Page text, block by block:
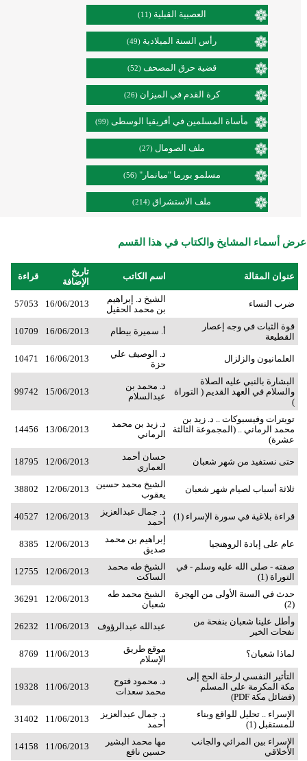
العصبية القبلية (11)
رأس السنة الميلادية (49)
قضية حرق المصحف (52)
كرة القدم في الميزان (26)
مأساة المسلمين في أفريقيا الوسطى (99)
ملف الصومال (27)
مسلمو بورما "ميانمار" (56)
ملف الاستشراق (214)
عرض أسماء المشايخ والكتاب في هذا القسم
عنوان المقالة اسم الكاتب
تاريخ
الإضافة
قراءة
ضرب النساء
الشيخ د. إبراهيم
بن محمد الحقيل
16/06/2013
57053
قوة الثبات في وجه إعصار
القطيعة
أ. سميرة بيطام 16/06/2013
10709
العلمانيون والزلزال
د. الوصيف علي
حزة
16/06/2013
10471
البشارة بالنبي عليه الصلاة
والسلام في العهد القديم ( التوراة
)
د. محمد بن
عبدالسلام
15/06/2013
99742
تويترات وفيسبوكات .. د. زيد بن
محمد الرماني .. (المجموعة الثالثة
عشرة)
د. زيد بن محمد
الرماني
13/06/2013
14456
حتى نستفيد من شهر شعبان
حسان أحمد
العماري
12/06/2013
18795
ثلاثة أسباب لصيام شهر شعبان
الشيخ محمد حسين
يعقوب
12/06/2013
38802
قراءة بلاغية في سورة الإسراء (1)
د. جمال عبدالعزيز
أحمد
12/06/2013
40527
عام على إبادة الروهنجيا
إبراهيم بن محمد
صديق
12/06/2013
8385
صفته - صلى الله عليه وسلم - في
التوراة (1)
الشيخ طه محمد
الساكت
12/06/2013
12755
حدث في السنة الأولى من الهجرة
(2)
الشيخ محمد طه
شعبان
12/06/2013
36291
وأطل علينا شعبان بنفحة من
نفحات الخير
عبدالله عبدالرؤوف 11/06/2013
26232
لماذا شعبان؟
موقع طريق
الإسلام
11/06/2013
8769
التأثير النفسي لرحلة الحج إلى
مكة المكرمة على المسلم
(فضائل مكة PDF)
د. محمود فتوح
محمد سعدات
11/06/2013
19328
الإسراء .. تحليل للواقع وبناء
للمستقبل (1)
د. جمال عبدالعزيز
أحمد
11/06/2013
31402
الإسراء بين المرائي والجانب
الأخلاقي
مها محمد البشير
حسين نافع
11/06/2013
14158